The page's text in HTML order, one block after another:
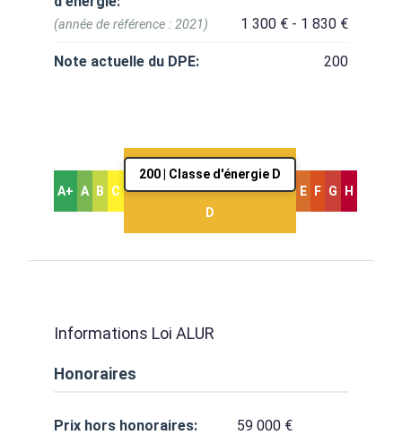
1 300 € - 1 830 €
(année de référence : 2021)
Note actuelle du DPE: 200
A+ A B C
200 | Classe d'énergie D
D
E F G H
Informations Loi ALUR
Honoraires
Prix hors honoraires: 59 000 €